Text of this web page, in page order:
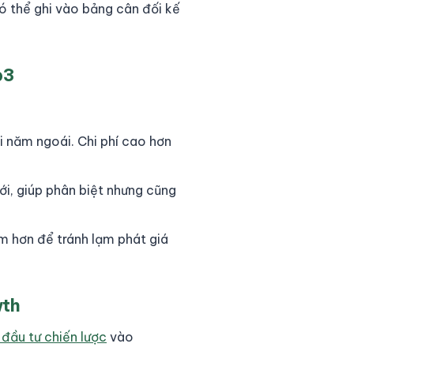
thể ghi vào bảng cân đối kế
ngoái. Chi phí cao hơn
giúp phân biệt nhưng cũng
hơn để tránh lạm phát giá
tư chiến lược vào